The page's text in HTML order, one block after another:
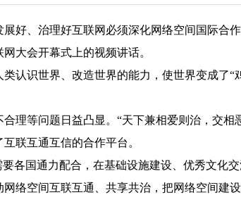
好、治理好互联网必须深化网络空间国际合
大会开幕式上的视频讲话。
识世界、改造世界的能力，使世界变成了“
等问题日益凸显。“天下兼相爱则治，交相
联互通互信的合作平台。
国通力配合，在基础设施建设、优秀文化
络空间互联互通、共享共治，把网络空间建